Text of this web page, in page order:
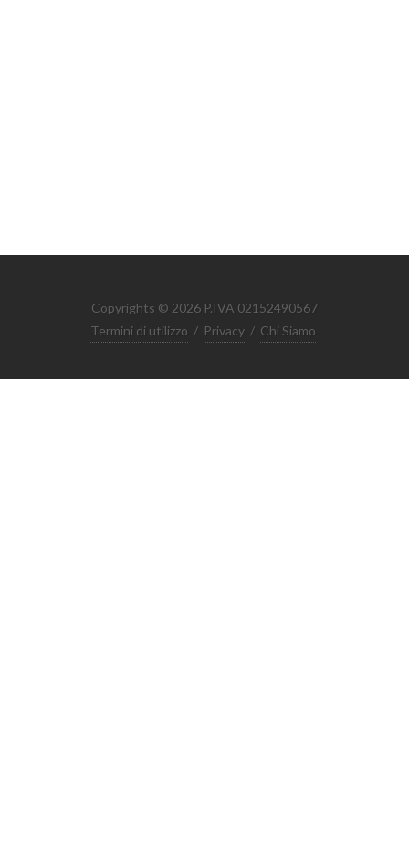
Copyrights © 2026 P.IVA 02152490567
Termini di utilizzo / Privacy / Chi Siamo